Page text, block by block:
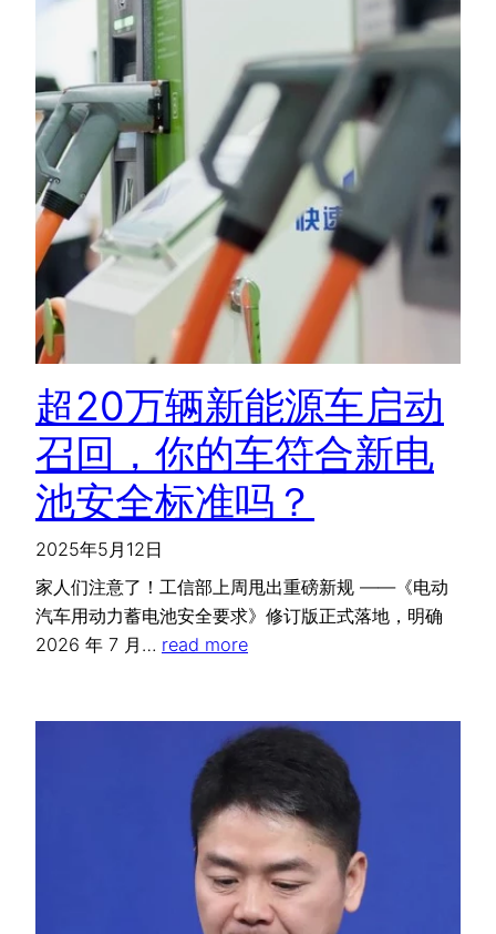
超20万辆新能源车启动
召回，你的车符合新电
池安全标准吗？
2025年5月12日
家人们注意了！工信部上周甩出重磅新规 ——《电动
汽车用动力蓄电池安全要求》修订版正式落地，明确
2026 年 7 月… read more